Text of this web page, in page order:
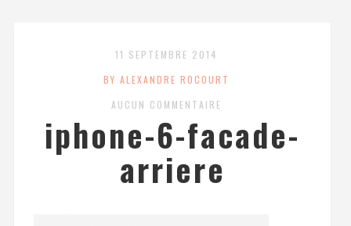
11 SEPTEMBRE 2014
BY ALEXANDRE ROCOURT
AUCUN COMMENTAIRE
iphone-6-facade-
arriere